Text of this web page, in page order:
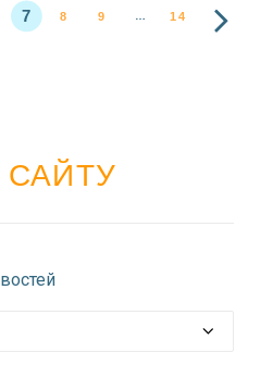
7 8 9 … 14